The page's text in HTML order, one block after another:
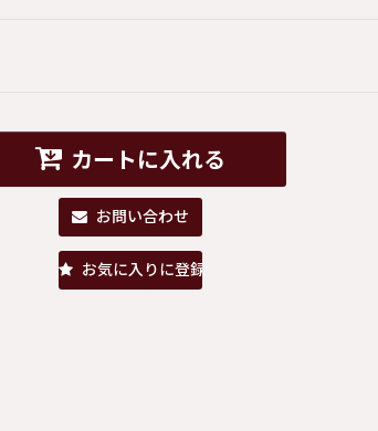
カートに入れる
お問い合わせ
お気に入りに登録